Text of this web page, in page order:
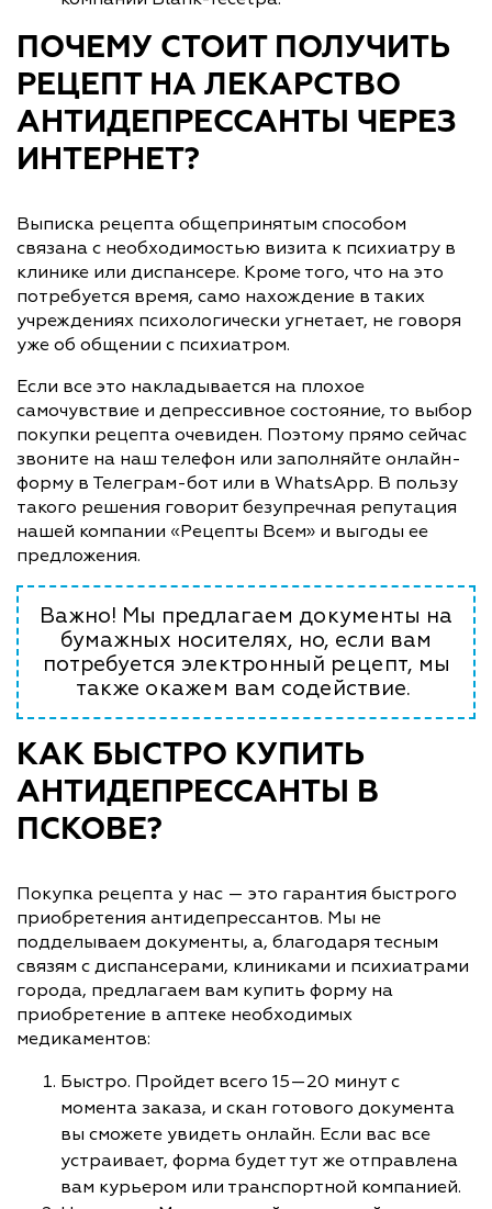
ПОЧЕМУ СТОИТ ПОЛУЧИТЬ
РЕЦЕПТ НА ЛЕКАРСТВО
АНТИДЕПРЕССАНТЫ ЧЕРЕЗ
ИНТЕРНЕТ?
Выписка рецепта общепринятым способом
связана с необходимостью визита к психиатру в
клинике или диспансере. Кроме того, что на это
потребуется время, само нахождение в таких
учреждениях психологически угнетает, не говоря
уже об общении с психиатром.
Если все это накладывается на плохое
самочувствие и депрессивное состояние, то выбор
покупки рецепта очевиден. Поэтому прямо сейчас
звоните на наш телефон или заполняйте онлайн-
форму в Телеграм-бот или в WhatsApp. В пользу
такого решения говорит безупречная репутация
нашей компании «Рецепты Всем» и выгоды ее
предложения.
Важно! Мы предлагаем документы на
бумажных носителях, но, если вам
потребуется электронный рецепт, мы
также окажем вам содействие.
КАК БЫСТРО КУПИТЬ
АНТИДЕПРЕССАНТЫ В
ПСКОВЕ?
Покупка рецепта у нас — это гарантия быстрого
приобретения антидепрессантов. Мы не
подделываем документы, а, благодаря тесным
связям с диспансерами, клиниками и психиатрами
города, предлагаем вам купить форму на
приобретение в аптеке необходимых
медикаментов:
Быстро. Пройдет всего 15—20 минут с
момента заказа, и скан готового документа
вы сможете увидеть онлайн. Если вас все
устраивает, форма будет тут же отправлена
вам курьером или транспортной компанией.